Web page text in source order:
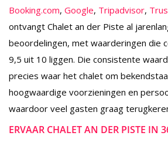
Booking.com, Google, Tripadvisor,
ontvangt Chalet an der Piste al
beoordelingen, met waarderingen die
9,5 uit 10 liggen. Die consistente
precies waar het chalet om
hoogwaardige voorzieningen en
waardoor veel gasten graag
ERVAAR CHALET AN DER PISTE IN